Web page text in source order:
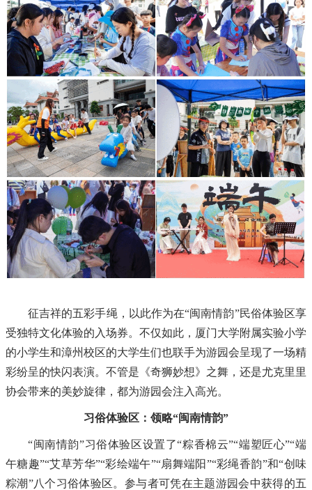
征吉祥的五彩手绳，以此作为在“闽南情韵”民俗体验区享
受独特文化体验的入场券。不仅如此，厦门大学附属实验小学
的小学生和漳州校区的大学生们也联手为游园会呈现了一场精
彩纷呈的快闪表演。不管是《奇狮妙想》之舞， 还是尤克里里
协会带来的美妙旋律，都为游园会注入高光。
习俗体验区：领略“闽南情韵”
“闽南情韵”习俗体验区设置了“粽香棉云”“端塑匠心”“端
午糖趣”“艾草芳华”“彩绘端午”“扇舞端阳”“彩绳香韵”和“创味
粽潮”八个习俗体验区。参与者可凭在主题游园会中获得的五